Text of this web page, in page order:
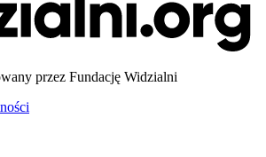
przez Fundację Widzialni